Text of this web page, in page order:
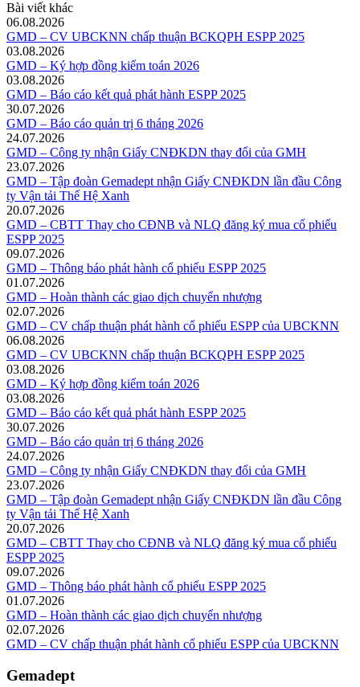
Bài viết khác
06.08.2026
GMD – CV UBCKNN chấp thuận BCKQPH ESPP 2025
03.08.2026
GMD – Ký hợp đồng kiểm toán 2026
03.08.2026
GMD – Báo cáo kết quả phát hành ESPP 2025
30.07.2026
GMD – Báo cáo quản trị 6 tháng 2026
24.07.2026
GMD – Công ty nhận Giấy CNĐKDN thay đổi của GMH
23.07.2026
GMD – Tập đoàn Gemadept nhận Giấy CNĐKDN lần đầu Công
ty Vận tải Thế Hệ Xanh
20.07.2026
GMD – CBTT Thay cho CĐNB và NLQ đăng ký mua cổ phiếu
ESPP 2025
09.07.2026
GMD – Thông báo phát hành cổ phiếu ESPP 2025
01.07.2026
GMD – Hoàn thành các giao dịch chuyển nhượng
02.07.2026
GMD – CV chấp thuận phát hành cổ phiếu ESPP của UBCKNN
06.08.2026
GMD – CV UBCKNN chấp thuận BCKQPH ESPP 2025
03.08.2026
GMD – Ký hợp đồng kiểm toán 2026
03.08.2026
GMD – Báo cáo kết quả phát hành ESPP 2025
30.07.2026
GMD – Báo cáo quản trị 6 tháng 2026
24.07.2026
GMD – Công ty nhận Giấy CNĐKDN thay đổi của GMH
23.07.2026
GMD – Tập đoàn Gemadept nhận Giấy CNĐKDN lần đầu Công
ty Vận tải Thế Hệ Xanh
20.07.2026
GMD – CBTT Thay cho CĐNB và NLQ đăng ký mua cổ phiếu
ESPP 2025
09.07.2026
GMD – Thông báo phát hành cổ phiếu ESPP 2025
01.07.2026
GMD – Hoàn thành các giao dịch chuyển nhượng
02.07.2026
GMD – CV chấp thuận phát hành cổ phiếu ESPP của UBCKNN
Gemadept